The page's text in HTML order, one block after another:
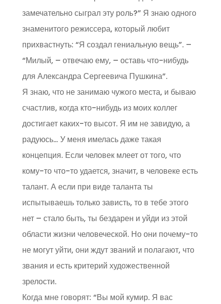
замечательно сыграл эту роль?” Я знаю одного
знаменитого режиссера, который любит
прихвастнуть: “Я создал гениальную вещь”. –
“Милый, – отвечаю ему, – оставь что-нибудь
для Александра Сергеевича Пушкина”.
Я знаю, что не занимаю чужого места, и бываю
счастлив, когда кто-нибудь из моих коллег
достигает каких-то высот. Я им не завидую, а
радуюсь… У меня имелась даже такая
концепция. Если человек млеет от того, что
кому-то что-то удается, значит, в человеке есть
талант. А если при виде таланта ты
испытываешь только зависть, то в тебе этого
нет – стало быть, ты бездарен и уйди из этой
области жизни человеческой. Но они почему-то
не могут уйти, они ждут званий и полагают, что
звания и есть критерий художественной
зрелости.
Когда мне говорят: “Вы мой кумир. Я вас